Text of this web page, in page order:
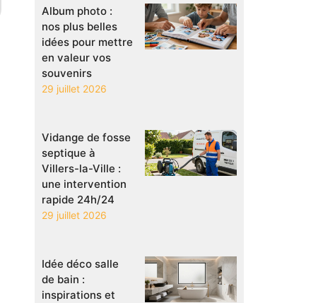
Album photo :
nos plus belles
idées pour mettre
en valeur vos
souvenirs
29 juillet 2026
Vidange de fosse
septique à
Villers-la-Ville :
une intervention
rapide 24h/24
29 juillet 2026
Idée déco salle
de bain :
inspirations et